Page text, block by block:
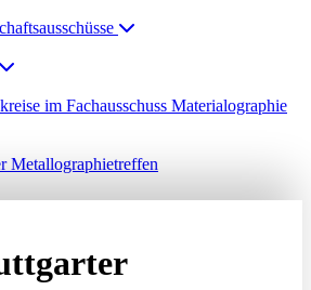
im Fachausschuss Materialographie
Metallographietreffen